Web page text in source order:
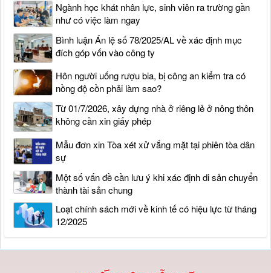
Ngành học khát nhân lực, sinh viên ra trường gần
như có việc làm ngay
Bình luận Án lệ số 78/2025/AL về xác định mục
đích góp vốn vào công ty
Hôn người uống rượu bia, bị công an kiểm tra có
nồng độ cồn phải làm sao?
Từ 01/7/2026, xây dựng nhà ở riêng lẻ ở nông thôn
không cần xin giấy phép
Mẫu đơn xin Tòa xét xử vắng mặt tại phiên tòa dân
sự
Một số vấn đề cần lưu ý khi xác định di sản chuyển
thành tài sản chung
Loạt chính sách mới về kinh tế có hiệu lực từ tháng
12/2025